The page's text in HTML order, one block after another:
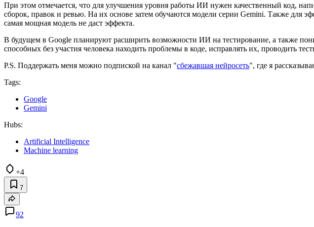
При этом отмечается, что для улучшения уровня работы ИИ нужен качественный код,
сборок, правок и ревью. На их основе затем обучаются модели серии Gemini. Также для
самая мощная модель не даст эффекта.
В будущем в Google планируют расширить возможности ИИ на тестирование, а также
способных без участия человека находить проблемы в коде, исправлять их, проводить
P.S. Поддержать меня можно подпиской на канал "сбежавшая нейросеть", где я
Tags:
Google
Gemini
Hubs:
Artificial Intelligence
Machine learning
+4
7
92